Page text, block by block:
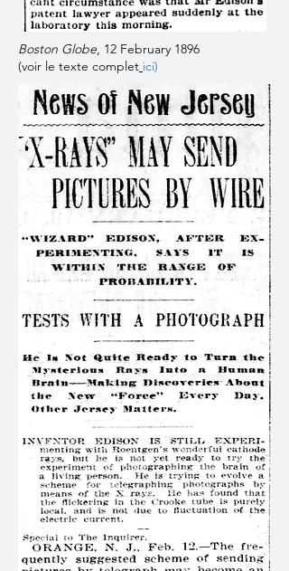
Boston Globe, 12 February 1896
(voir le texte complet ici)